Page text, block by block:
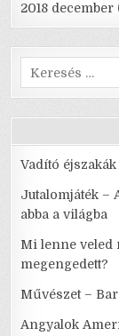
2018 december
Search
for:
Vadító
Jutalomjáték –
abba a világba
Mi lenne veled
megengedett?
Művészet –
Angyalok